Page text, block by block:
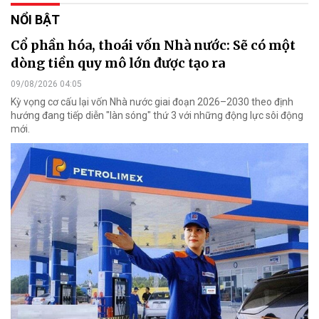
NỔI BẬT
Cổ phần hóa, thoái vốn Nhà nước: Sẽ có một
dòng tiền quy mô lớn được tạo ra
09/08/2026 04:05
Kỳ vọng cơ cấu lại vốn Nhà nước giai đoạn 2026–2030 theo định
hướng đang tiếp diễn "làn sóng" thứ 3 với những động lực sôi động
mới.